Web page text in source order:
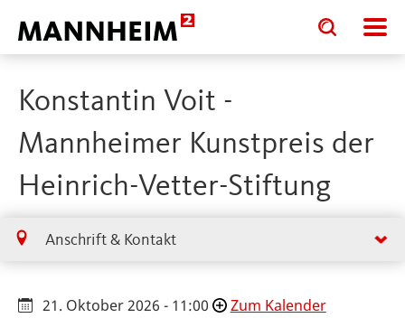
Toggle
search
input
Toggle
search
input
Konstantin Voit -
Mannheimer Kunstpreis der
Heinrich-Vetter-Stiftung
Anschrift & Kontakt
21. Oktober 2026 - 11:00
Zum Kalender